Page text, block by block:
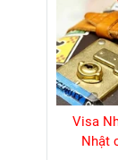
Visa
Nhật